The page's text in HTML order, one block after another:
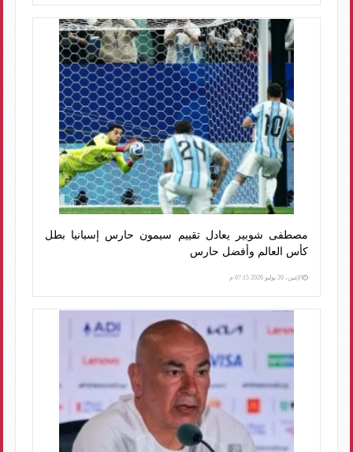
مصطفى شوبير يعادل تقييم سيمون حارس إسبانيا بطل
كأس العالم وأفضل حارس
الإثنين، 20 يوليو 2026 07:15 م